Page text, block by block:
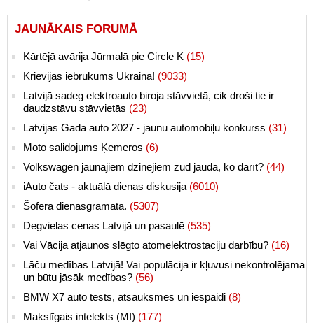
JAUNĀKAIS FORUMĀ
Kārtējā avārija Jūrmalā pie Circle K (15)
Krievijas iebrukums Ukrainā! (9033)
Latvijā sadeg elektroauto biroja stāvvietā, cik droši tie ir
daudzstāvu stāvvietās (23)
Latvijas Gada auto 2027 - jaunu automobiļu konkurss (31)
Moto salidojums Ķemeros (6)
Volkswagen jaunajiem dzinējiem zūd jauda, ko darīt? (44)
iAuto čats - aktuālā dienas diskusija (6010)
Šofera dienasgrāmata. (5307)
Degvielas cenas Latvijā un pasaulē (535)
Vai Vācija atjaunos slēgto atomelektrostaciju darbību? (16)
Lāču medības Latvijā! Vai populācija ir kļuvusi nekontrolējama
un būtu jāsāk medības? (56)
BMW X7 auto tests, atsauksmes un iespaidi (8)
Makslīgais intelekts (MI) (177)